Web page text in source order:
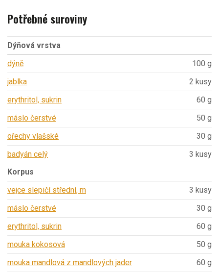
Potřebné suroviny
Dýňová vrstva
dýně
100 g
jablka
2 kusy
erythritol, sukrin
60 g
máslo čerstvé
50 g
ořechy vlašské
30 g
badyán celý
3 kusy
Korpus
vejce slepičí střední, m
3 kusy
máslo čerstvé
30 g
erythritol, sukrin
60 g
mouka kokosová
50 g
mouka mandlová z mandlových jader
60 g